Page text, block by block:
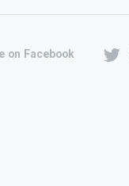
on Facebook